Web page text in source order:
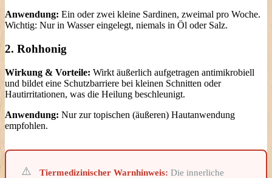
Anwendung: Ein oder zwei kleine Sardinen, zweimal pro Woche.
Wichtig: Nur in Wasser eingelegt, niemals in Öl oder Salz.
2. Rohhonig
Wirkung & Vorteile: Wirkt äußerlich aufgetragen antimikrobiell
und bildet eine Schutzbarriere bei kleinen Schnitten oder
Hautirritationen, was die Heilung beschleunigt.
Anwendung: Nur zur topischen (äußeren) Hautanwendung
empfohlen.
Tiermedizinischer Warnhinweis: Die innerliche